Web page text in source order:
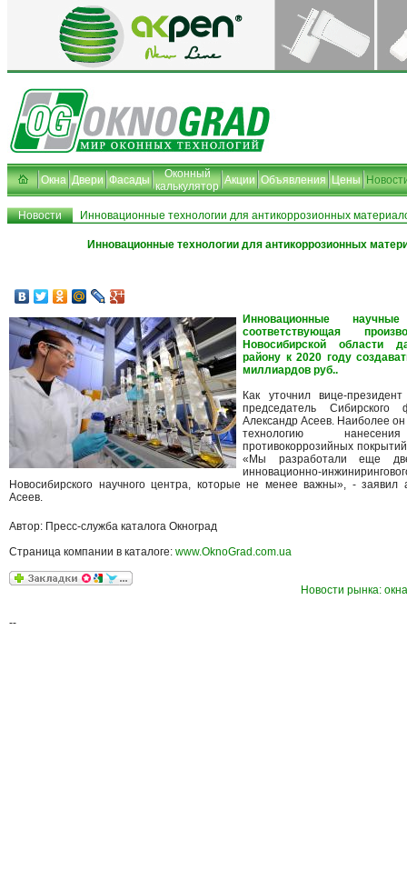
Окна Двери Фасады
Оконный
калькулятор Акции Объявления Цены
Новости Инновационные технологии для антикоррозионных
Инновационные технологии для антикоррозионных
Инновационные
соответствующая
Новосибирской области
району к 2020 году
миллиардов руб..
Как уточнил вице-
председатель Сибирского
Александр Асеев. Наиболее
технологию
противокоррозийных
«Мы разработали еще
инновационно-
Новосибирского научного центра, которые не менее важны», - заявил
Асеев.
Автор: Пресс-служба каталога Окноград
Страница компании в каталоге: www.OknoGrad.com.ua
Новости рынка:
--